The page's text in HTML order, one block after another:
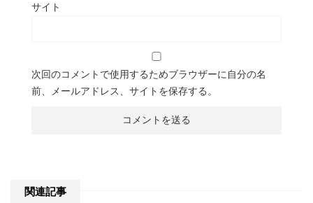
サイト
次回のコメントで使用するためブラウザーに自分の名
前、メールアドレス、サイトを保存する。
関連記事